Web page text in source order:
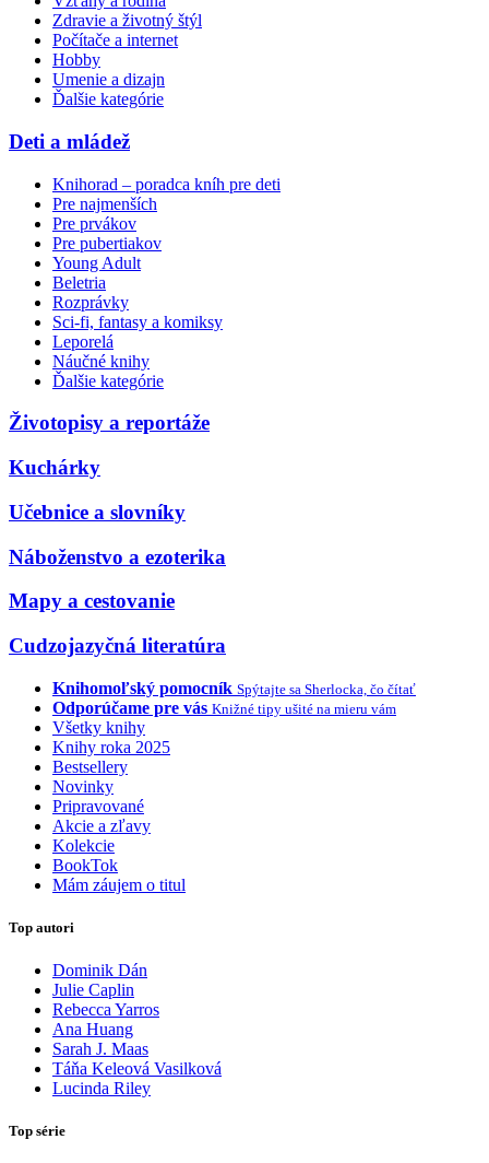
Zdravie a životný štýl
Počítače a internet
Hobby
Umenie a dizajn
Ďalšie kategórie
Deti a mládež
Knihorad – poradca kníh pre deti
Pre najmenších
Pre prvákov
Pre pubertiakov
Young Adult
Beletria
Rozprávky
Sci-fi, fantasy a komiksy
Leporelá
Náučné knihy
Ďalšie kategórie
Životopisy a reportáže
Kuchárky
Učebnice a slovníky
Náboženstvo a ezoterika
Mapy a cestovanie
Cudzojazyčná literatúra
Knihomoľský pomocník Spýtajte sa Sherlocka, čo čítať
Odporúčame pre vás Knižné tipy ušité na mieru vám
Všetky knihy
Knihy roka 2025
Bestsellery
Novinky
Pripravované
Akcie a zľavy
Kolekcie
BookTok
Mám záujem o titul
Top autori
Dominik Dán
Julie Caplin
Rebecca Yarros
Ana Huang
Sarah J. Maas
Táňa Keleová Vasilková
Lucinda Riley
Top série